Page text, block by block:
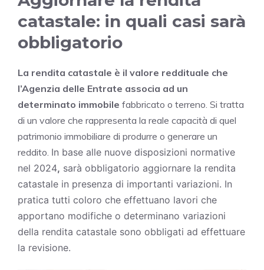
catastale: in quali casi sarà
obbligatorio
La rendita catastale è il valore reddituale che
l’Agenzia delle Entrate associa ad un
determinato immobile fabbricato o terreno. Si tratta
di un valore che rappresenta la reale capacità di quel
patrimonio immobiliare di produrre o generare un
reddito. In base alle nuove disposizioni normative
nel 2024, sarà obbligatorio aggiornare la rendita
catastale in presenza di importanti variazioni. In
pratica tutti coloro che effettuano lavori che
apportano modifiche o determinano variazioni
della rendita catastale sono obbligati ad effettuare
la revisione.